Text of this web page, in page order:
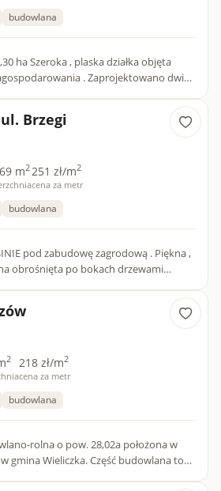
budowlana
. Zaprojektowano dwie
Brzegi
m2 251 zł/m2
cena za metr
budowlana
. Piękna ,
obrośnięta po bokach drzewami
2 218 zł/m2
cena za metr
budowlana
rolna o pow. 28,02a położona w
Część budowlana to